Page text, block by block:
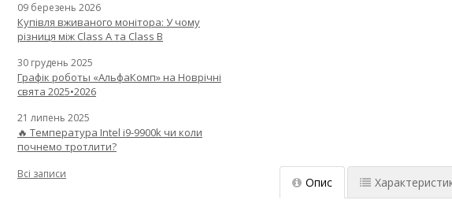
Опис
09 березень 2026
Купівля вживаного монітора: У чому
різниця між Class A та Class B
30 грудень 2025
Графік роботы «АльфаКомп» на Новрічні
свята 2025•2026
21 липень 2025
🔥 Температура Intel i9-9900k чи коли
почнемо тротлити?
Всі записи